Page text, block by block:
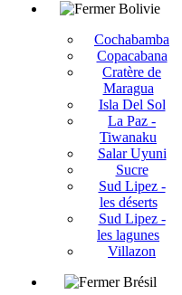
Bolivie
Cochabamba
Copacabana
Cratère de
Maragua
Isla Del Sol
La Paz -
Tiwanaku
Salar Uyuni
Sucre
Sud Lipez -
les déserts
Sud Lipez -
les lagunes
Villazon
Brésil